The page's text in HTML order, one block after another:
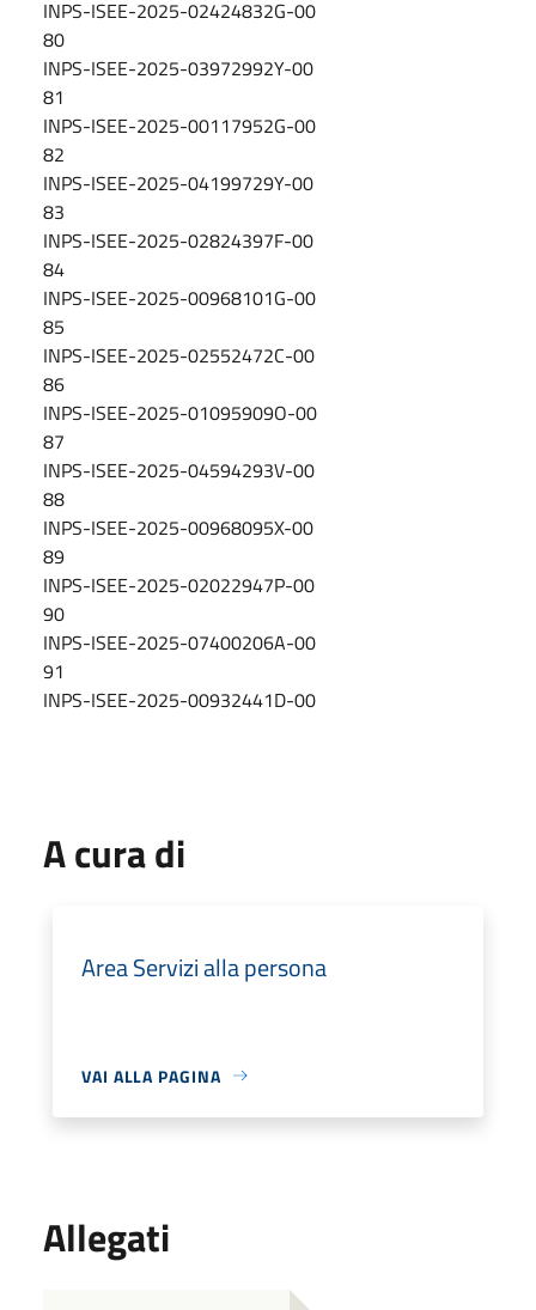
INPS-ISEE-2025-02424832G-00
80
INPS-ISEE-2025-03972992Y-00
81
INPS-ISEE-2025-00117952G-00
82
INPS-ISEE-2025-04199729Y-00
83
INPS-ISEE-2025-02824397F-00
84
INPS-ISEE-2025-00968101G-00
85
INPS-ISEE-2025-02552472C-00
86
INPS-ISEE-2025-01095909O-00
87
INPS-ISEE-2025-04594293V-00
88
INPS-ISEE-2025-00968095X-00
89
INPS-ISEE-2025-02022947P-00
90
INPS-ISEE-2025-07400206A-00
91
INPS-ISEE-2025-00932441D-00
A cura di
Area Servizi alla persona
VAI ALLA PAGINA
Allegati